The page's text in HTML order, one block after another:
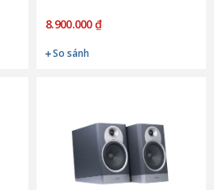
8.900.000 ₫
So sánh